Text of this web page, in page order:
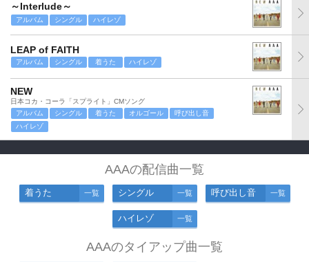
～Interlude～
アルバム シングル ハイレゾ
LEAP of FAITH
アルバム シングル 着うた ハイレゾ
NEW
日本コカ・コーラ「スプライト」CMソング
アルバム
シングル 着うた オルゴール
呼び出し音
ハイレゾ
AAAの配信曲一覧
着うた 一覧 シングル 一覧 呼び出し音 一覧
ハイレゾ 一覧
AAAのタイアップ曲一覧